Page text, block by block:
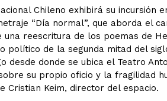
Chileno exhibirá su incursión
“Día normal”, que aborda el
reescritura de los poemas de
de la segunda mitad del
donde se ubica el Teatro
su propio oficio y la fragilidad
Cristian Keim, director del espacio.